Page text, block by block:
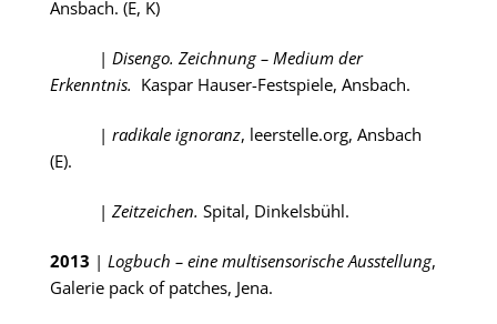
Ansbach. (E, K)
| Disengo. Zeichnung – Medium der
Erkenntnis. Kaspar Hauser-Festspiele, Ansbach.
| radikale ignoranz, leerstelle.org, Ansbach
(E).
| Zeitzeichen. Spital, Dinkelsbühl.
2013 | Logbuch – eine multisensorische Ausstellung,
Galerie pack of patches, Jena.